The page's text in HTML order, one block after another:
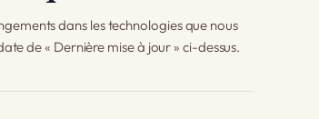
dans les technologies que nous
de « Dernière mise à jour » ci-dessus.